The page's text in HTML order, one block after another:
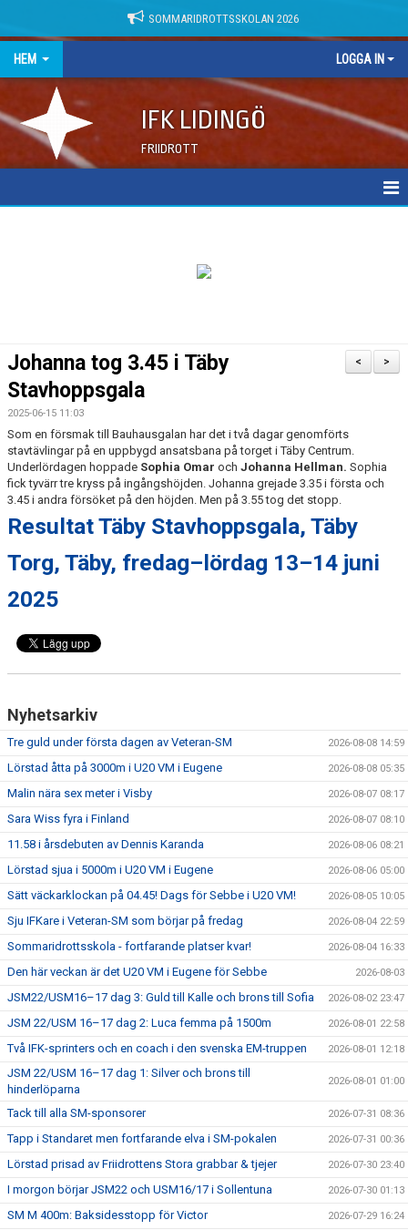
SOMMARIDROTTSSKOLAN 2026
HEM LOGGA IN
IFK LIDINGÖ
FRIIDROTT
>
<
Johanna tog 3.45 i Täby
Stavhoppsgala
2025-06-15 11:03
Som en försmak till Bauhausgalan har det i två dagar genomförts
stavtävlingar på en uppbygd ansatsbana på torget i Täby Centrum.
Underlördagen hoppade Sophia Omar och Johanna Hellman. Sophia
fick tyvärr tre kryss på ingångshöjden. Johanna grejade 3.35 i första och
3.45 i andra försöket på den höjden. Men på 3.55 tog det stopp.
Resultat Täby Stavhoppsgala, Täby
Torg, Täby, fredag–lördag 13–14 juni
2025
Nyhetsarkiv
Tre guld under första dagen av Veteran-SM 2026-08-08 14:59
Lörstad åtta på 3000m i U20 VM i Eugene 2026-08-08 05:35
Malin nära sex meter i Visby 2026-08-07 08:17
Sara Wiss fyra i Finland 2026-08-07 08:10
11.58 i årsdebuten av Dennis Karanda 2026-08-06 08:21
Lörstad sjua i 5000m i U20 VM i Eugene 2026-08-06 05:00
Sätt väckarklockan på 04.45! Dags för Sebbe i U20 VM! 2026-08-05 10:05
Sju IFKare i Veteran-SM som börjar på fredag 2026-08-04 22:59
Sommaridrottsskola - fortfarande platser kvar! 2026-08-04 16:33
Den här veckan är det U20 VM i Eugene för Sebbe 2026-08-03
JSM22/USM16–17 dag 3: Guld till Kalle och brons till Sofia 2026-08-02 23:47
JSM 22/USM 16–17 dag 2: Luca femma på 1500m 2026-08-01 22:58
Två IFK-sprinters och en coach i den svenska EM-truppen 2026-08-01 12:18
JSM 22/USM 16–17 dag 1: Silver och brons till
hinderlöparna
2026-08-01 01:00
Tack till alla SM-sponsorer 2026-07-31 08:36
Tapp i Standaret men fortfarande elva i SM-pokalen 2026-07-31 00:36
Lörstad prisad av Friidrottens Stora grabbar & tjejer 2026-07-30 23:40
I morgon börjar JSM22 och USM16/17 i Sollentuna 2026-07-30 01:13
SM M 400m: Baksidesstopp för Victor 2026-07-29 16:24